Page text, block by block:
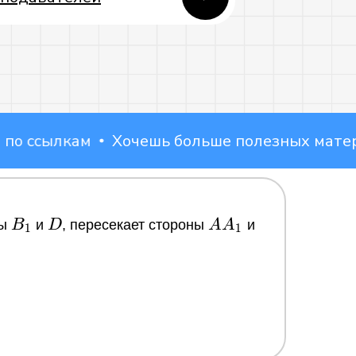
ВКонтакте
Хочешь больше полезных
B_1
B1 и D
D, пересекает стороныAA_1
AA1 и